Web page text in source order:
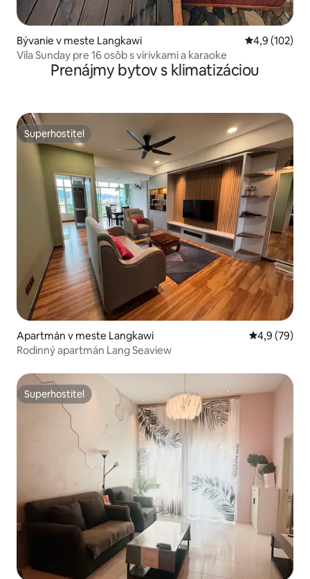
Bývanie v meste Langkawi Priemerné
4,9 (102)
Vila Sunday pre 16 osôb s vírivkami a karaoke
Prenájmy bytov s klimatizáciou
Superhostiteľ
Superhostiteľ
Apartmán v meste Langkawi Priemerné
4,9 (79)
Rodinný apartmán Lang Seaview
Superhostiteľ
Superhostiteľ